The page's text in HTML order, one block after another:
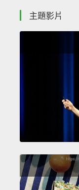
主題影片